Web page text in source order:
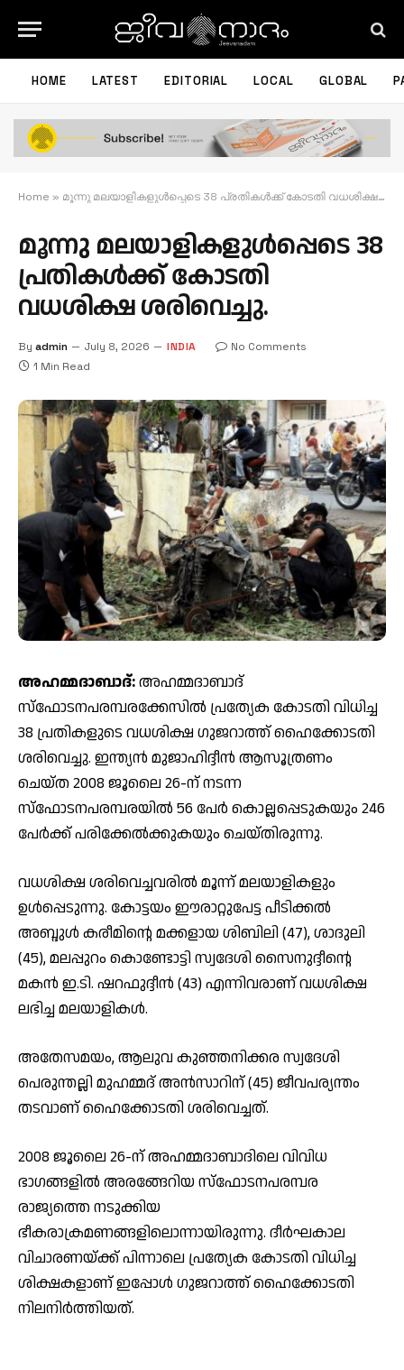
HOME LATEST EDITORIAL LOCAL GLOBAL
Home » മൂന്നു മലയാളികളുൾപ്പെടെ 38 പ്രതികൾക്ക് കോടതി വധശിക്ഷ ശരിവെച്ചു.
മൂന്നു മലയാളികളുൾപ്പെടെ 38
പ്രതികൾക്ക് കോടതി
വധശിക്ഷ ശരിവെച്ചു.
By admin July 8, 2026 INDIA
No Comments
1 Min Read
അഹമ്മദാബാദ്:അഹമ്മദാബാദ്
സ്‌ഫോടനപരമ്പരക്കേസിൽ പ്രത്യേക കോടതി വിധിച്ച
38 പ്രതികളുടെ വധശിക്ഷ ഗുജറാത്ത് ഹൈക്കോടതി
ശരിവെച്ചു. ഇന്ത്യൻ മുജാഹിദ്ദീൻ ആസൂത്രണം
ചെയ്ത 2008 ജൂലൈ 26-ന് നടന്ന
സ്‌ഫോടനപരമ്പരയിൽ 56 പേർ കൊല്ലപ്പെടുകയും 246
പേർക്ക് പരിക്കേൽക്കുകയും ചെയ്തിരുന്നു.
വധശിക്ഷ ശരിവെച്ചവരിൽ മൂന്ന് മലയാളികളും
ഉൾപ്പെടുന്നു. കോട്ടയം ഈരാറ്റുപേട്ട പീടിക്കൽ
അബ്ദുൾ കരീമിന്റെ മക്കളായ ശിബിലി (47), ശാദുലി
(45), മലപ്പുറം കൊണ്ടോട്ടി സ്വദേശി സൈനുദ്ദീന്റെ
മകൻ ഇ.ടി. ഷറഫുദ്ദീൻ (43) എന്നിവരാണ് വധശിക്ഷ
ലഭിച്ച മലയാളികൾ.
അതേസമയം, ആലുവ കുഞ്ഞനിക്കര സ്വദേശി
പെരുന്തല്ലി മുഹമ്മദ് അൻസാറിന് (45) ജീവപര്യന്തം
തടവാണ് ഹൈക്കോടതി ശരിവെച്ചത്.
2008 ജൂലൈ 26-ന് അഹമ്മദാബാദിലെ വിവിധ
ഭാഗങ്ങളിൽ അരങ്ങേറിയ സ്‌ഫോടനപരമ്പര
രാജ്യത്തെ നടുക്കിയ
ഭീകരാക്രമണങ്ങളിലൊന്നായിരുന്നു. ദീർഘകാല
വിചാരണയ്ക്ക് പിന്നാലെ പ്രത്യേക കോടതി വിധിച്ച
ശിക്ഷകളാണ് ഇപ്പോൾ ഗുജറാത്ത് ഹൈക്കോടതി
നിലനിർത്തിയത്.